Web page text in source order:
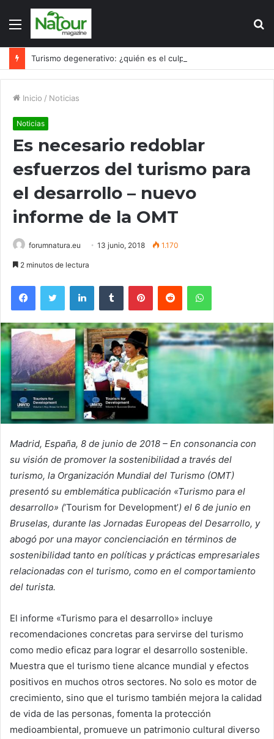
Menú
Inicio / Noticias
Noticias
Es necesario redoblar
esfuerzos del turismo para
el desarrollo – nuevo
informe de la OMT
forumnatura.eu 13 junio, 2018 1.170
2 minutos de lectura
FacebookTwitter LinkedInTumblr PinterestReddit WhatsApp
Madrid, España, 8 de junio de 2018 – En consonancia con
su visión de promover la sostenibilidad a través del
turismo, la Organización Mundial del Turismo (OMT)
presentó su emblemática publicación «Turismo para el
desarrollo» (‘Tourism for Development’) el 6 de junio en
Bruselas, durante las Jornadas Europeas del Desarrollo, y
abogó por una mayor concienciación en términos de
sostenibilidad tanto en políticas y prácticas empresariales
relacionadas con el turismo, como en el comportamiento
del turista.
El informe «Turismo para el desarrollo» incluye
recomendaciones concretas para servirse del turismo
como medio eficaz para lograr el desarrollo sostenible.
Muestra que el turismo tiene alcance mundial y efectos
positivos en muchos otros sectores. No solo es motor de
crecimiento, sino que el turismo también mejora la calidad
de vida de las personas, fomenta la protección
medioambiental, promueve un patrimonio cultural diverso